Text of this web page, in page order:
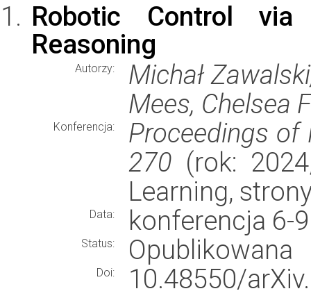
Robotic Control via
Reasoning
Autorzy:
Michał
Mees, Chelsea
Konferencja:
Proceedings of
270 (rok:
Learning,
Data: konferencja 6-
Status: Opublikowana
Doi:
10.48550/